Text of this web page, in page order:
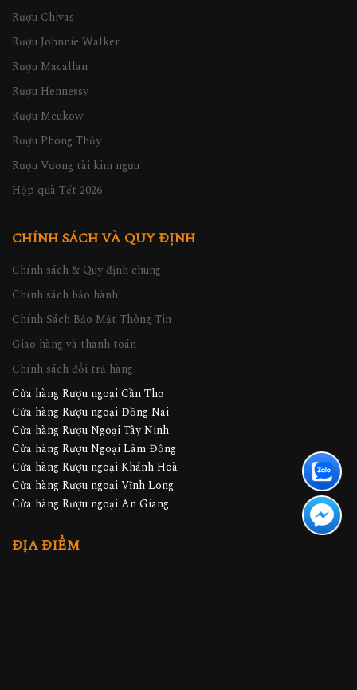
Rượu Chivas
Rượu Johnnie Walker
Rượu Macallan
Rượu Hennessy
Rượu Meukow
Rượu Phong Thủy
Rượu Vương tài kim ngưu
Hộp quà Tết 2026
CHÍNH SÁCH VÀ QUY ĐỊNH
Chính sách & Quy định chung
Chính sách bảo hành
Chính Sách Bảo Mật Thông Tin
Giao hàng và thanh toán
Chính sách đổi trả hàng
Cửa hàng Rượu ngoại Cần Thơ
Cửa hàng Rượu ngoại Đồng Nai
Cửa hàng Rượu Ngoại Tây Ninh
Cửa hàng Rượu Ngoại Lâm Đồng
Cửa hàng Rượu ngoại Khánh Hoà
Cửa hàng Rượu ngoại Vĩnh Long
Cửa hàng Rượu ngoại An Giang
ĐỊA ĐIỂM